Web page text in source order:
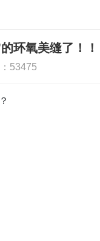
环氧美缝了！！
53475